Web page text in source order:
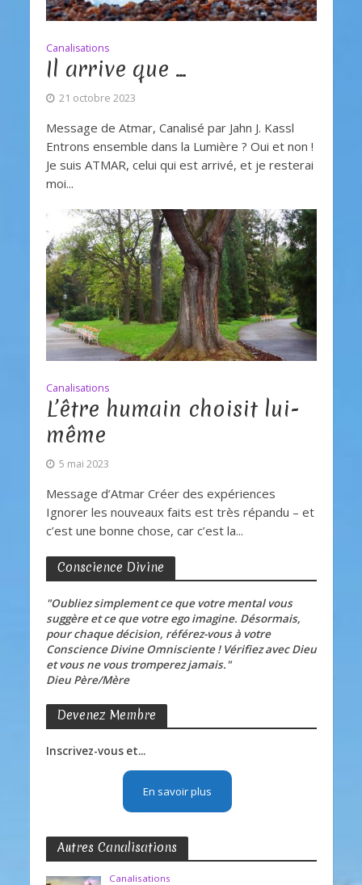
Canalisations
Il arrive que …
21 octobre 2023
Message de Atmar, Canalisé par Jahn J. Kassl
Entrons ensemble dans la Lumière ? Oui et non !
Je suis ATMAR, celui qui est arrivé, et je resterai
moi...
Canalisations
L’être humain choisit lui-
même
5 mai 2023
Message d’Atmar Créer des expériences
Ignorer les nouveaux faits est très répandu – et
c’est une bonne chose, car c’est la...
Conscience Divine
"Oubliez simplement ce que votre mental vous
suggère et ce que votre ego imagine. Désormais,
pour chaque décision, référez-vous à votre
Conscience Divine Omnisciente ! Vérifiez avec Dieu
et vous ne vous tromperez jamais."
Dieu Père/Mère
Devenez Membre
Inscrivez-vous et...
En savoir plus
Autres Canalisations
Canalisations